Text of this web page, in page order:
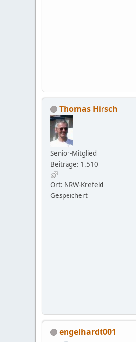
Thomas Hirsch
Senior-Mitglied
Beiträge: 1.510
Ort: NRW-Krefeld
Gespeichert
engelhardt001